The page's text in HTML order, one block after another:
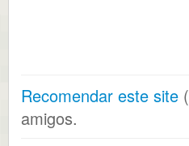
Recomendar este site
amigos.